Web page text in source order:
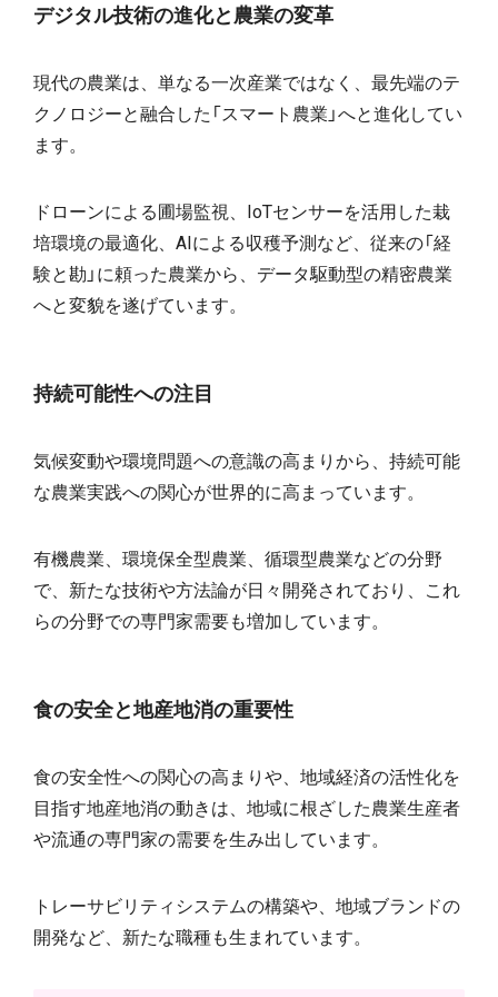
デジタル技術の進化と農業の変革
現代の農業は、単なる一次産業ではなく、最先端のテ
クノロジーと融合した「スマート農業」へと進化してい
ます。
ドローンによる圃場監視、IoTセンサーを活用した栽
培環境の最適化、AIによる収穫予測など、従来の「経
験と勘」に頼った農業から、データ駆動型の精密農業
へと変貌を遂げています。
持続可能性への注目
気候変動や環境問題への意識の高まりから、持続可能
な農業実践への関心が世界的に高まっています。
有機農業、環境保全型農業、循環型農業などの分野
で、新たな技術や方法論が日々開発されており、これ
らの分野での専門家需要も増加しています。
食の安全と地産地消の重要性
食の安全性への関心の高まりや、地域経済の活性化を
目指す地産地消の動きは、地域に根ざした農業生産者
や流通の専門家の需要を生み出しています。
トレーサビリティシステムの構築や、地域ブランドの
開発など、新たな職種も生まれています。